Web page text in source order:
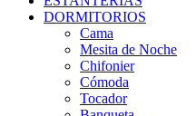
DORMITORIOS
Cama
Mesita de Noche
Chifonier
Cómoda
Tocador